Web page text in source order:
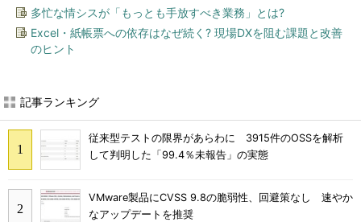
多忙な情シスが「もっとも手放すべき業務」とは?
Excel・紙帳票への依存はなぜ続く? 現場DXを阻む課題と改善
のヒント
記事ランキング
従来型テストの限界があらわに 3915件のOSSを解析
して判明した「99.4％未報告」の実態
VMware製品にCVSS 9.8の脆弱性、回避策なし 速やか
なアップデートを推奨